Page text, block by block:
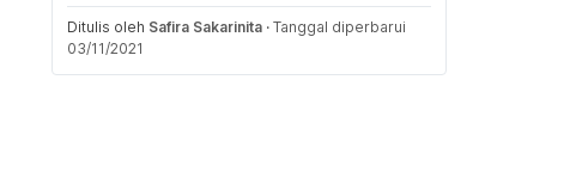
Ditulis oleh Safira Sakarinita · Tanggal diperbarui
03/11/2021